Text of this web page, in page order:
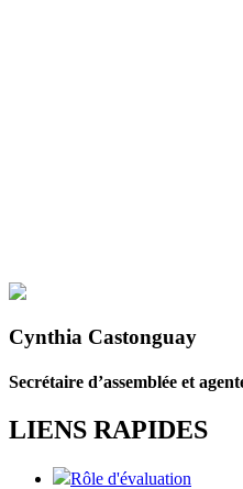
Cynthia Castonguay
Secrétaire d’assemblée et
LIENS RAPIDES
Rôle d'évaluation